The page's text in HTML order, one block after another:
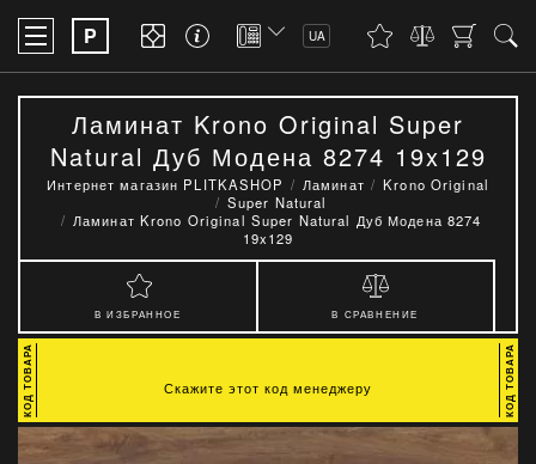
P UA
Ламинат Krono Original Super
Natural Дуб Модена 8274 19x129
Интернет магазин PLITKASHOP Ламинат
Krono Original
Super Natural
Ламинат Krono Original Super Natural Дуб Модена 8274
19x129
В ИЗБРАННОЕ В СРАВНЕНИЕ
Скажите этот код менеджеру